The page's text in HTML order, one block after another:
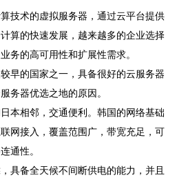
技术的虚拟服务器，通过云平台提供
算的快速发展，越来越多的企业选择
务的高可用性和扩展性需求。
早的国家之一，具备很好的云服务器
务器优选之地的原因。
本相邻，交通便利。韩国的网络基础
网接入，覆盖范围广，带宽充足，可
通性。
具备全天候不间断供电的能力，并且